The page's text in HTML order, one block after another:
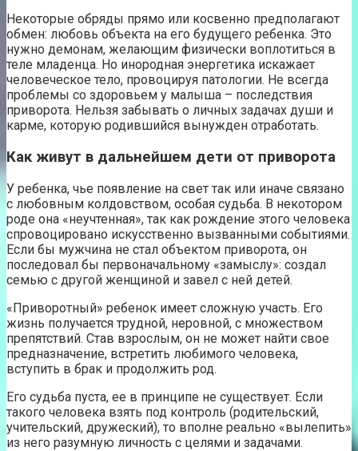
Некоторые обряды прямо или косвенно предполагают
обмен: любовь объекта на его будущего ребенка. Это
нужно демонам, желающим физически воплотиться в
теле младенца. Но инородная энергетика искажает
человеческое тело, провоцируя патологии. Не всегда
проблемы со здоровьем у малыша – последствия
приворота. Нельзя забывать о личных задачах души и
карме, которую родившийся вынужден отработать.
Как живут в дальнейшем дети от приворота
У ребенка, чье появление на свет так или иначе связано
с любовным колдовством, особая судьба. В некотором
роде она «неучтенная», так как рождение этого человека
спровоцировано искусственно вызванными событиями.
Если бы мужчина не стал объектом приворота, он
последовал бы первоначальному «замыслу»: создал
семью с другой женщиной и завел с ней детей.
«Приворотный» ребенок имеет сложную участь. Его
жизнь получается трудной, неровной, с множеством
препятствий. Став взрослым, он не может найти свое
предназначение, встретить любимого человека,
вступить в брак и продолжить род.
Его судьба пуста, ее в принципе не существует. Если
такого человека взять под контроль (родительский,
учительский, дружеский), то вполне реально «вылепить»
из него разумную личность с целями и задачами.